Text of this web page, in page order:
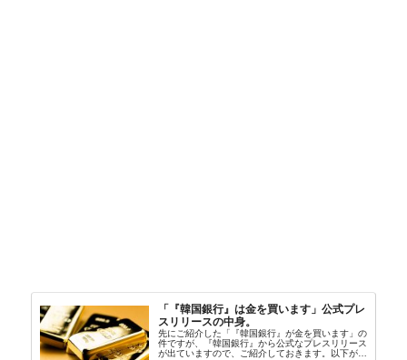
「『韓国銀行』は金を買います」公式プレ
スリリースの中身。
先にご紹介した「『韓国銀行』が金を買います」の
件ですが、『韓国銀行』から公式なプレスリリース
が出ていますので、ご紹介しておきます。以下が全